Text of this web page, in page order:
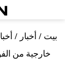
بيت / أخبار /
خارجية من